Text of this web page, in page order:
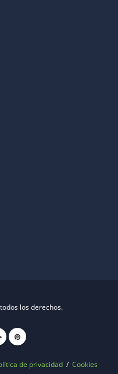
los derechos.
de privacidad / Cookies